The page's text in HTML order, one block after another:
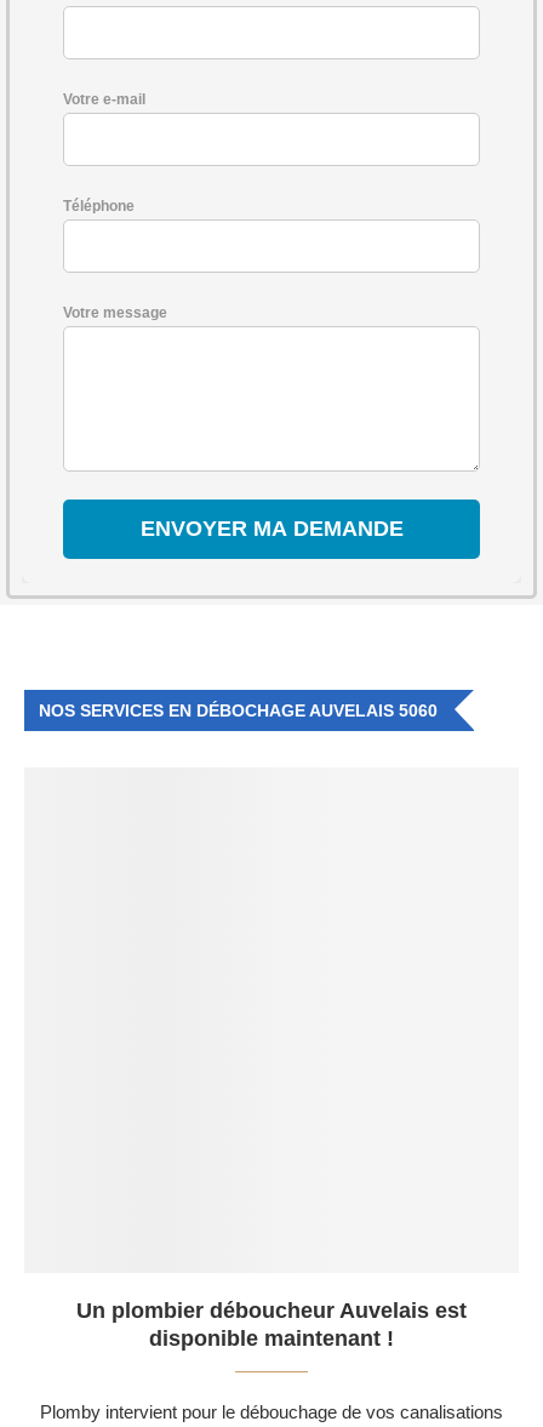
Votre e-mail
Téléphone
Votre message
NOS SERVICES EN DÉBOCHAGE AUVELAIS 5060
Un plombier déboucheur Auvelais est
disponible maintenant !
Plomby intervient pour le débouchage de vos canalisations